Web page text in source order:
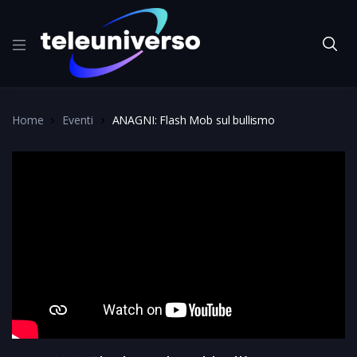
Home Eventi ANAGNI: Flash Mob sul bullismo